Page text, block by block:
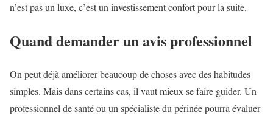
n’est pas un luxe, c’est un investissement confort pour la suite.
Quand demander un avis professionnel
On peut déjà améliorer beaucoup de choses avec des habitudes
simples. Mais dans certains cas, il vaut mieux se faire guider. Un
professionnel de santé ou un spécialiste du périnée pourra évaluer